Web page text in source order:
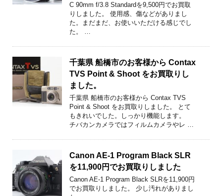
C 90mm f/3.8 Standardを9,500円でお買取
りしました。 使用感、傷などがありまし
た。まだまだ、お使いいただける感じでし
た。 …
千葉県 船橋市のお客様から Contax
TVS Point & Shoot をお買取りし
ました。
千葉県 船橋市のお客様から Contax TVS
Point & Shoot をお買取りしました。 とて
もきれいでした。しっかり機能します。
チバカンカメラではフィルムカメラやレ …
Canon AE-1 Program Black SLR
を11,900円でお買取りしました
Canon AE-1 Program Black SLRを11,900円
でお買取りしました。 少し汚れがありまし